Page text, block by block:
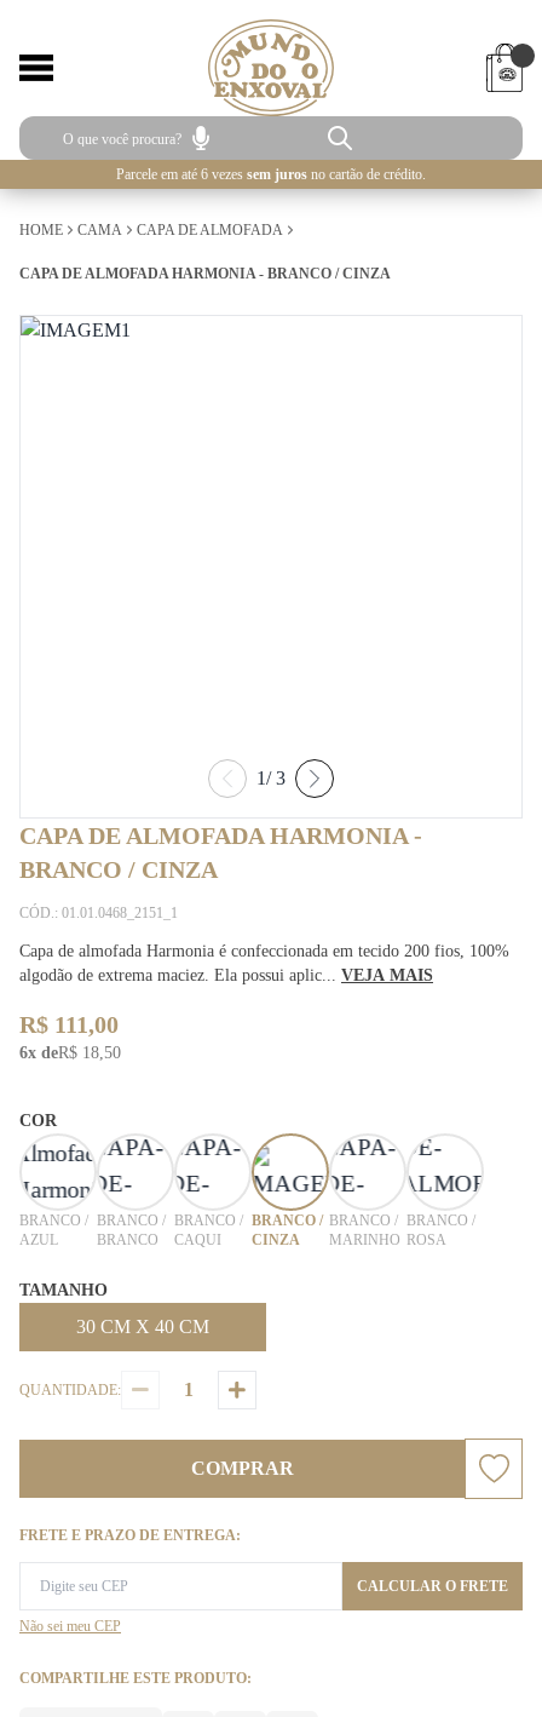
Parcele em até 6 vezes sem juros no cartão de crédito.
HOME CAMA CAPA DE ALMOFADA
CAPA DE ALMOFADA HARMONIA - BRANCO / CINZA
1/3
CAPA DE ALMOFADA HARMONIA -
BRANCO / CINZA
CÓD.: 01.01.0468_2151_1
Capa de almofada Harmonia é confeccionada em tecido 200 fios, 100%
algodão de extrema maciez. Ela possui aplic... VEJA MAIS
R$ 111,00
6x deR$ 18,50
COR
BRANCO /
AZUL
BRANCO /
BRANCO
BRANCO /
CAQUI
BRANCO /
CINZA
BRANCO /
MARINHO
BRANCO /
ROSA
TAMANHO
30 CM X 40 CM
QUANTIDADE:
COMPRAR
FRETE E PRAZO DE ENTREGA:
CALCULAR O FRETE
Não sei meu CEP
COMPARTILHE ESTE PRODUTO: